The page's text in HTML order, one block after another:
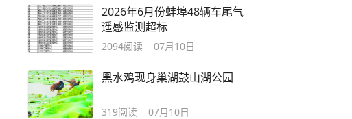
2026年6月份蚌埠48辆车尾气
遥感监测超标
2094阅读 07月10日
黑水鸡现身巢湖鼓山湖公园
319阅读 07月10日